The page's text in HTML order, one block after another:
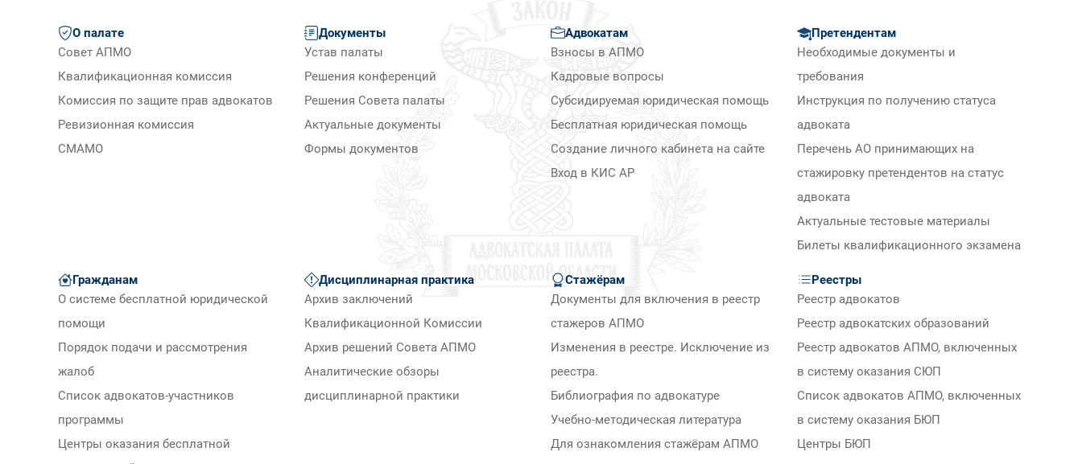
О палате
Совет АПМО
Квалификационная комиссия
Комиссия по защите прав адвокатов
Ревизионная комиссия
СМАМО
Документы
Устав палаты
Решения конференций
Решения Совета палаты
Актуальные документы
Формы документов
Адвокатам
Взносы в АПМО
Кадровые вопросы
Субсидируемая юридическая помощь
Бесплатная юридическая помощь
Создание личного кабинета на сайте
Вход в КИС АР
Претендентам
Необходимые документы и
требования
Инструкция по получению статуса
адвоката
Перечень АО принимающих на
стажировку претендентов на статус
адвоката
Актуальные тестовые материалы
Билеты квалификационного экзамена
Гражданам
О системе бесплатной юридической
помощи
Порядок подачи и рассмотрения
жалоб
Список адвокатов-участников
программы
Центры оказания бесплатной
Дисциплинарная практика
Архив заключений
Квалификационной Комиссии
Архив решений Совета АПМО
Аналитические обзоры
дисциплинарной практики
Стажёрам
Документы для включения в реестр
стажеров АПМО
Изменения в реестре. Исключение из
реестра.
Библиография по адвокатуре
Учебно-методическая литература
Для ознакомления стажёрам АПМО
Реестры
Реестр адвокатов
Реестр адвокатских образований
Реестр адвокатов АПМО, включенных
в систему оказания СЮП
Список адвокатов АПМО, включенных
в систему оказания БЮП
Центры БЮП